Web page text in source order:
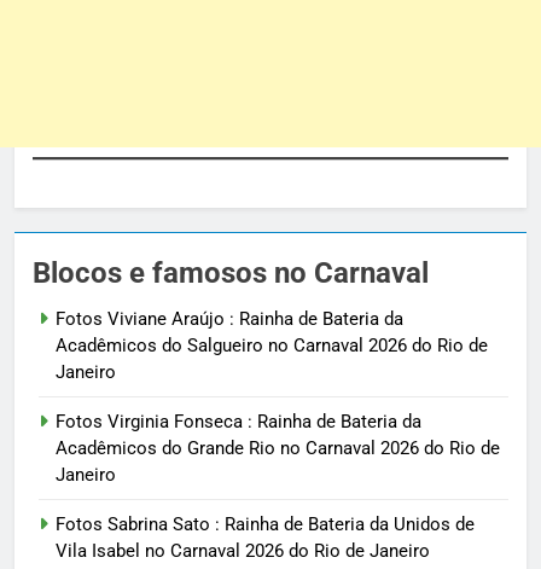
Blocos e famosos no Carnaval
Fotos Viviane Araújo : Rainha de Bateria da
Acadêmicos do Salgueiro no Carnaval 2026 do Rio de
Janeiro
Fotos Virginia Fonseca : Rainha de Bateria da
Acadêmicos do Grande Rio no Carnaval 2026 do Rio de
Janeiro
Fotos Sabrina Sato : Rainha de Bateria da Unidos de
Vila Isabel no Carnaval 2026 do Rio de Janeiro